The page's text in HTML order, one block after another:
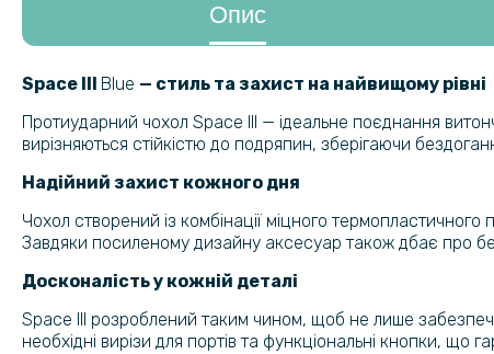
Опис
Space III Blue — стиль та захист на найвищому рівні
Протиударний чохол Space III — ідеальне поєднання
вирізняються стійкістю до подряпин, зберігаючи
Надійний захист кожного дня
Чохол створений із комбінації міцного
Завдяки посиленому дизайну аксесуар також дбає про
Досконалість у кожній деталі
Space III розроблений таким чином, щоб не лише
необхідні вирізи для портів та функціональні кнопки, що